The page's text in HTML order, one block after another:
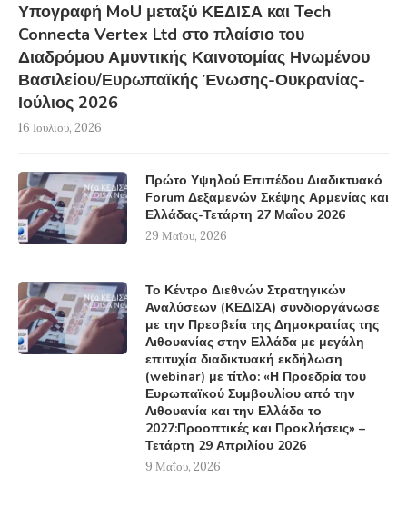
Υπογραφή MoU μεταξύ ΚΕΔΙΣΑ και Tech
Connecta Vertex Ltd στο πλαίσιο του
Διαδρόμου Αμυντικής Καινοτομίας Ηνωμένου
Βασιλείου/Ευρωπαϊκής Ένωσης-Ουκρανίας-
Ιούλιος 2026
16 Ιουλίου, 2026
Πρώτο Υψηλού Επιπέδου Διαδικτυακό
Forum Δεξαμενών Σκέψης Αρμενίας και
Ελλάδας-Τετάρτη 27 Μαΐου 2026
29 Μαΐου, 2026
Το Κέντρο Διεθνών Στρατηγικών
Αναλύσεων (ΚΕΔΙΣΑ) συνδιοργάνωσε
με την Πρεσβεία της Δημοκρατίας της
Λιθουανίας στην Ελλάδα με μεγάλη
επιτυχία διαδικτυακή εκδήλωση
(webinar) με τίτλο: «Η Προεδρία του
Ευρωπαϊκού Συμβουλίου από την
Λιθουανία και την Ελλάδα το
2027:Προοπτικές και Προκλήσεις» –
Τετάρτη 29 Απριλίου 2026
9 Μαΐου, 2026